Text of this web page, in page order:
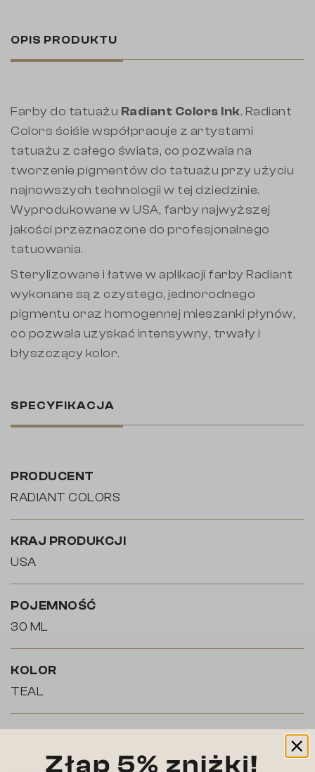
OPIS PRODUKTU
Farby do tatuażu Radiant Colors Ink. Radiant
Colors ściśle współpracuje z artystami
tatuażu z całego świata, co pozwala na
tworzenie pigmentów do tatuażu przy użyciu
najnowszych technologii w tej dziedzinie.
Wyprodukowane w USA, farby najwyższej
jakości przeznaczone do profesjonalnego
tatuowania.
Sterylizowane i łatwe w aplikacji farby Radiant
wykonane są z czystego, jednorodnego
pigmentu oraz homogennej mieszanki płynów,
co pozwala uzyskać intensywny, trwały i
błyszczący kolor.
SPECYFIKACJA
PRODUCENT
RADIANT COLORS
KRAJ PRODUKCJI
USA
POJEMNOŚĆ
30 ML
KOLOR
TEAL
Zobacz także